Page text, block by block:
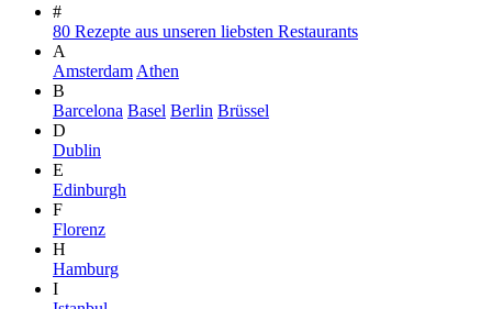
#
80 Rezepte aus unseren liebsten Restaurants
A
Amsterdam Athen
B
Barcelona Basel Berlin Brüssel
D
Dublin
E
Edinburgh
F
Florenz
H
Hamburg
I